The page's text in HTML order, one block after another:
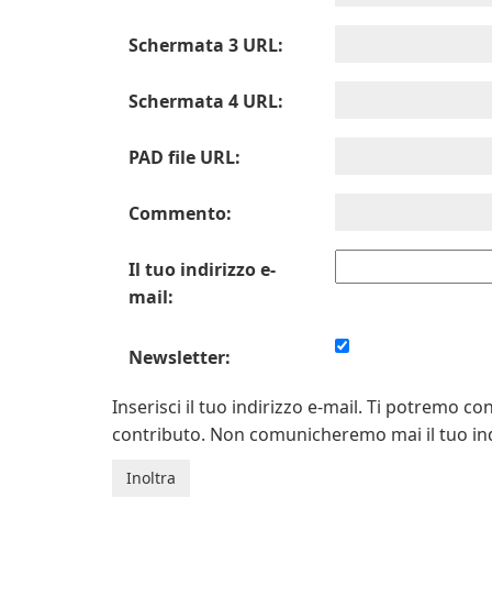
Schermata 3 URL:
Schermata 4 URL:
PAD file URL:
Commento:
Il tuo indirizzo e-
mail:
Newsletter:
Inserisci il tuo indirizzo e-mail. Ti potremo
contributo. Non comunicheremo mai il tuo